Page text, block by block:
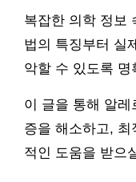
복잡한 의학 정보
법의 특징부터 실
악할 수 있도록
이 글을 통해 알
증을 해소하고, 최
적인 도움을 받으